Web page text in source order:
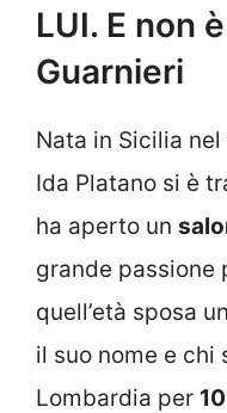
LUI. E non
Guarnieri
Nata in Sicilia nel
Ida Platano si è
ha aperto un
grande passione
quell’età sposa un
il suo nome e chi
Lombardia per